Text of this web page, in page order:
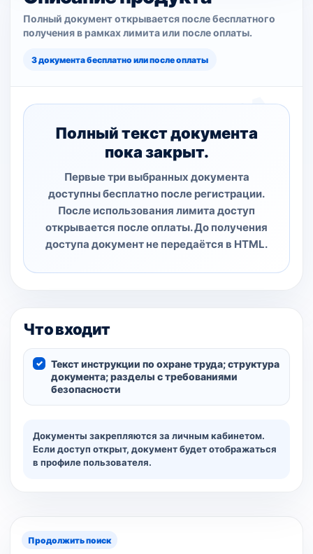
Полный документ открывается после бесплатного
получения в рамках лимита или после оплаты.
3 документа бесплатно или после оплаты
Полный текст документа
пока закрыт.
Первые три выбранных документа
доступны бесплатно после регистрации.
После использования лимита доступ
открывается после оплаты. До получения
доступа документ не передаётся в HTML.
Что входит
Текст инструкции по охране труда; структура
документа; разделы с требованиями
безопасности
Документы закрепляются за личным кабинетом.
Если доступ открыт, документ будет отображаться
в профиле пользователя.
Продолжить поиск